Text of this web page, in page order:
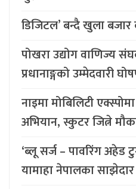
डिजिटल’ बन्दै खुला बजार
पोखरा उद्योग वाणिज्य
प्रधानाङ्गको उम्मेदवारी
नाइमा मोबिलिटी
अभियान, स्कुटर जित्ने
‘ब्लू सर्ज – पावरिंग अहेड
यामाहा नेपालका